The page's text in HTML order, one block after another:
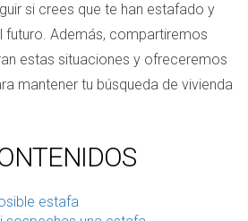
si crees que te han estafado y
Además, compartiremos
estas situaciones y ofreceremos
mantener tu búsqueda de vivienda
estafa